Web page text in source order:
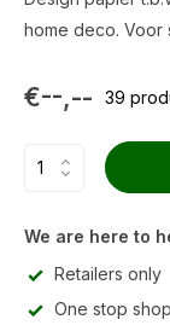
home deco.
€--,-- 39
We are here to
Retailers only
One stop shop